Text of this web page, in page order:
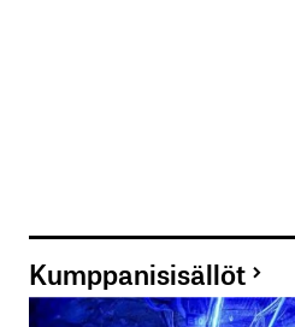
Kumppanisisällöt